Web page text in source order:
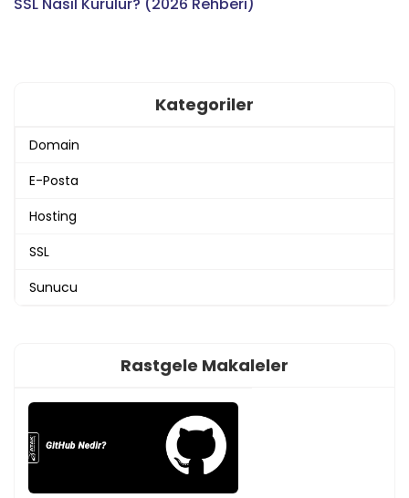
SSL Nasıl Kurulur? (2026 Rehberi)
Kategoriler
Domain
E-Posta
Hosting
SSL
Sunucu
Rastgele Makaleler